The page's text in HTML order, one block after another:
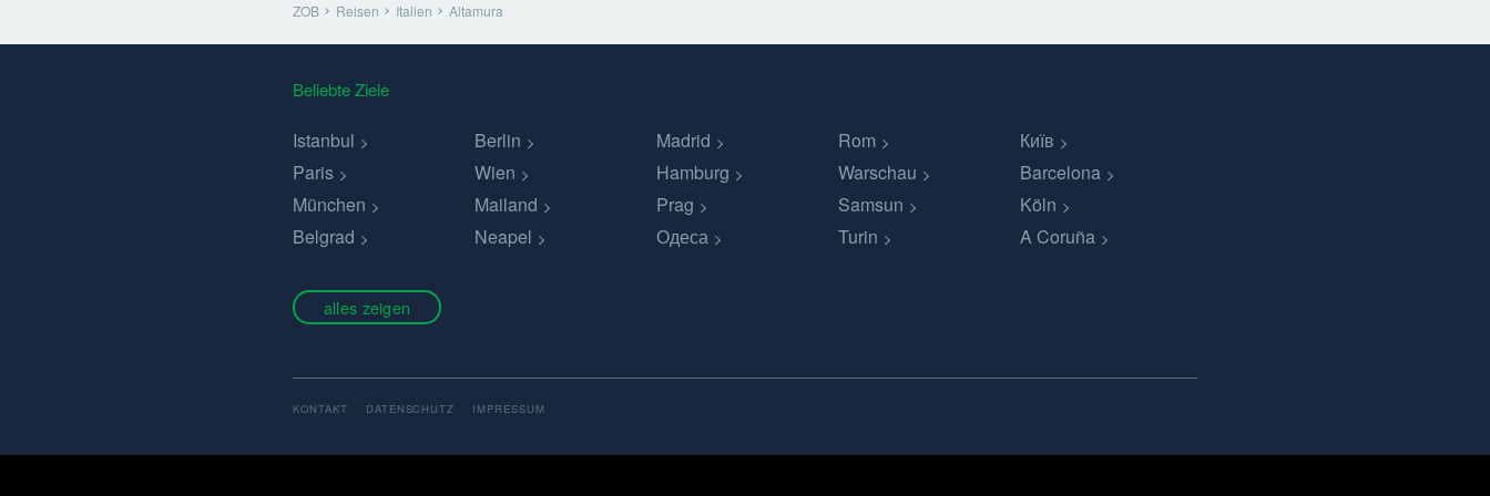
ZOB Reisen Italien Altamura
Beliebte Ziele
Istanbul Berlin Madrid Rom
Київ
Paris
Wien Hamburg Warschau
Barcelona
München
Mailand Prag Samsun
Köln
Belgrad
Neapel Одеса Turin A Coruña
alles zeigen
KONTAKT DATENSCHUTZ IMPRESSUM